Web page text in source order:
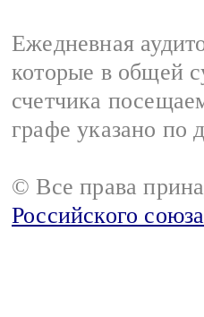
Ежедневная
которые в общей
счетчика
графе указано по
© Все права
Российского